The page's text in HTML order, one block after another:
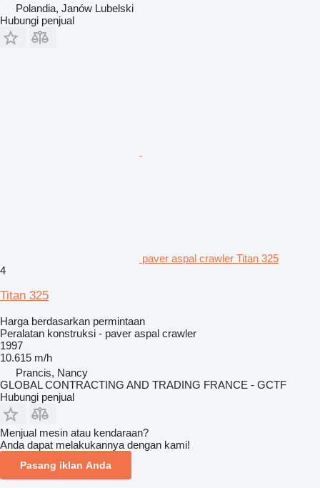
Polandia, Janów Lubelski
Hubungi penjual
paver aspal crawler Titan 325
4
Titan 325
Harga berdasarkan permintaan
Peralatan konstruksi - paver aspal crawler
1997
10.615 m/h
Prancis, Nancy
GLOBAL CONTRACTING AND TRADING FRANCE - GCTF
Hubungi penjual
Menjual mesin atau kendaraan?
Anda dapat melakukannya dengan kami!
Pasang iklan Anda